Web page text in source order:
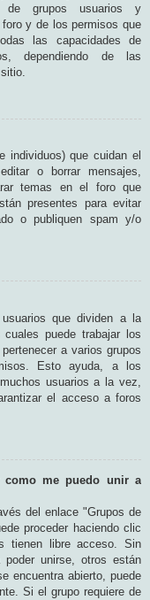
de grupos usuarios y
y de los permisos que
las capacidades de
dependiendo de las
individuos) que cuidan el
o borrar mensajes,
temas en el foro que
presentes para evitar
o publiquen spam y/o
que dividen a la
puede trabajar los
a varios grupos
Esto ayuda, a los
usuarios a la vez,
el acceso a foros
como me puedo unir a
del enlace "Grupos de
proceder haciendo clic
tienen libre acceso. Sin
poder unirse, otros están
encuentra abierto, puede
Si el grupo requiere de